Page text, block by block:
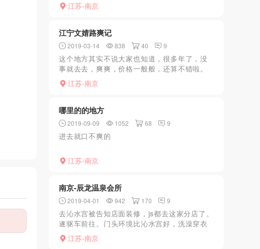
过姑娘人不错，下次去再玩个399
江苏-南京
江宁文婧路爽记
2019-03-14 838 40 9
这个地方其实不说大家也知道，很多年了，没
事就去去，爽爽，价格一般般，还算不错啦。
这次找个美女，扶着大PG一顿冲击，爽爽爽
江苏-南京
哪里的的地方
2019-09-09 1052 68 9
进去就口不爽的
江苏-南京
南京-辰龙温泉会所
2019-04-01 942 170 9
去沁水宫被告知店面装修，js都去这家分店了。
遂驱车前往。门头环境比沁水宫好，洗澡穿衣
上楼，出电梯映入眼帘的就是乌压压一片的
人，推掉几个搭讪的js后，坐到最后一排角落
江苏-南京